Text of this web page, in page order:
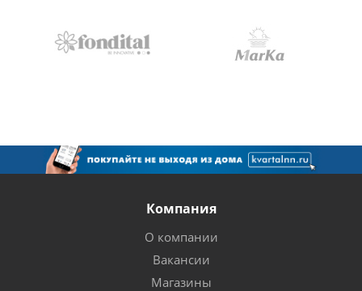
Компания
О компании
Вакансии
Магазины